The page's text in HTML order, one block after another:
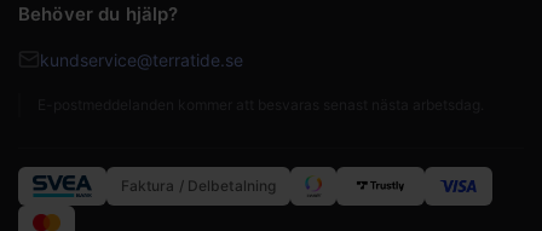
Behöver du hjälp?
kundservice@terratide.se
Faktura / Delbetalning